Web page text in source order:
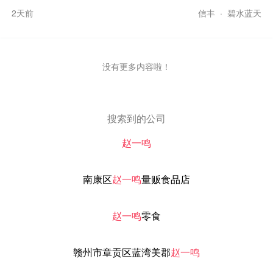
2天前 信丰 · 碧水蓝天
没有更多内容啦！
搜索到的公司
赵一鸣
南康区赵一鸣量贩食品店
赵一鸣零食
赣州市章贡区蓝湾美郡赵一鸣